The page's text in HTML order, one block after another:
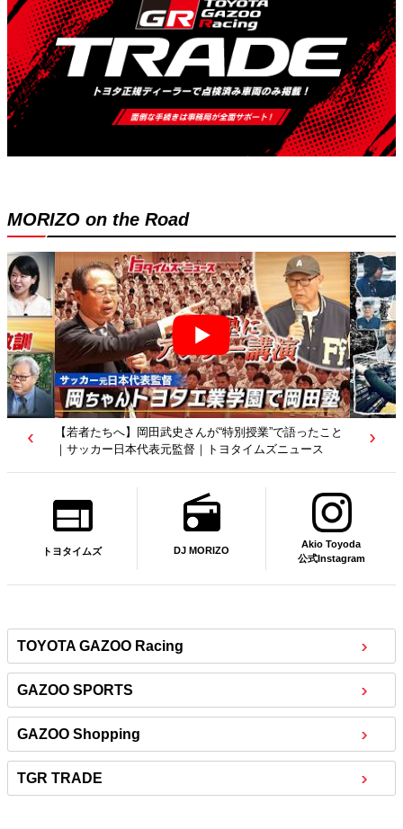
MORIZO on the Road
【若者たちへ】岡田武史さんが“特別授業”で語ったこと
｜サッカー日本代表元監督｜トヨタイムズニュース
トヨタイムズ DJ MORIZO
Akio Toyoda
公式Instagram
TOYOTA GAZOO Racing
GAZOO SPORTS
GAZOO Shopping
TGR TRADE